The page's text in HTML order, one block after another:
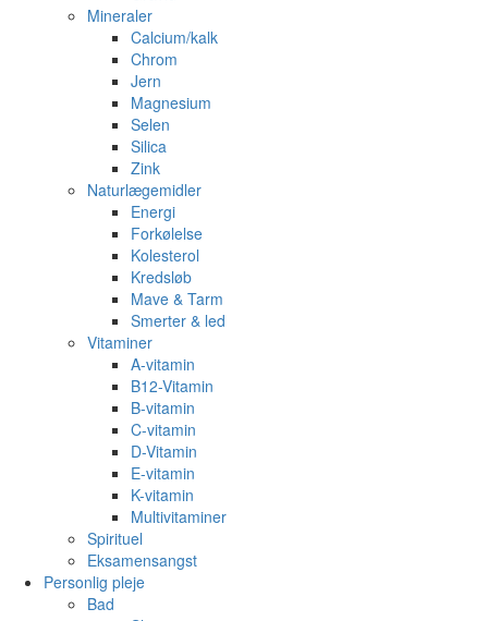
Mineraler
Calcium/kalk
Chrom
Jern
Magnesium
Selen
Silica
Zink
Naturlægemidler
Energi
Forkølelse
Kolesterol
Kredsløb
Mave & Tarm
Smerter & led
Vitaminer
A-vitamin
B12-Vitamin
B-vitamin
C-vitamin
D-Vitamin
E-vitamin
K-vitamin
Multivitaminer
Spirituel
Eksamensangst
Personlig pleje
Bad